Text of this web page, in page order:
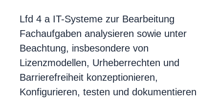
Lfd 4 a IT-Systeme zur Bearbeitung
Fachaufgaben analysieren sowie unter
Beachtung, insbesondere von
Lizenzmodellen, Urheberrechten und
Barrierefreiheit konzeptionieren,
Konfigurieren, testen und dokumentieren